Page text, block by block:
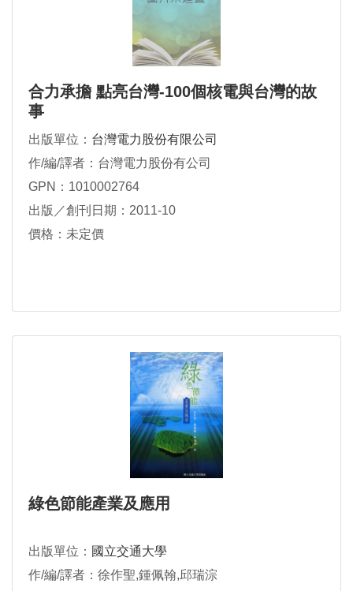
合力承擔 點亮台灣-100個核電與台灣的故
事
出版單位： 台灣電力股份有限公司
作/編/譯者：台灣電力股份有公司
GPN：1010002764
出版／創刊日期：2011-10
價格：未定價
綠色節能產業及應用
出版單位： 國立交通大學
作/編/譯者：徐作聖,鍾佩翰,邱瑞淙